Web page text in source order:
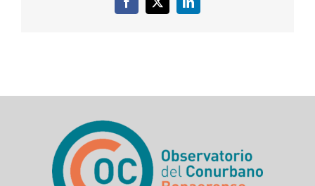
Facebook
X LinkedIn